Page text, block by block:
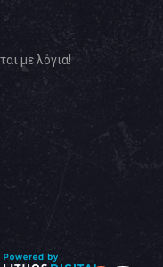
με λόγια!